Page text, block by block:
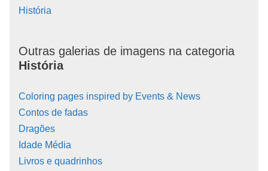
História
Outras galerias de imagens na categoria
História
Coloring pages inspired by Events & News
Contos de fadas
Dragões
Idade Média
Livros e quadrinhos